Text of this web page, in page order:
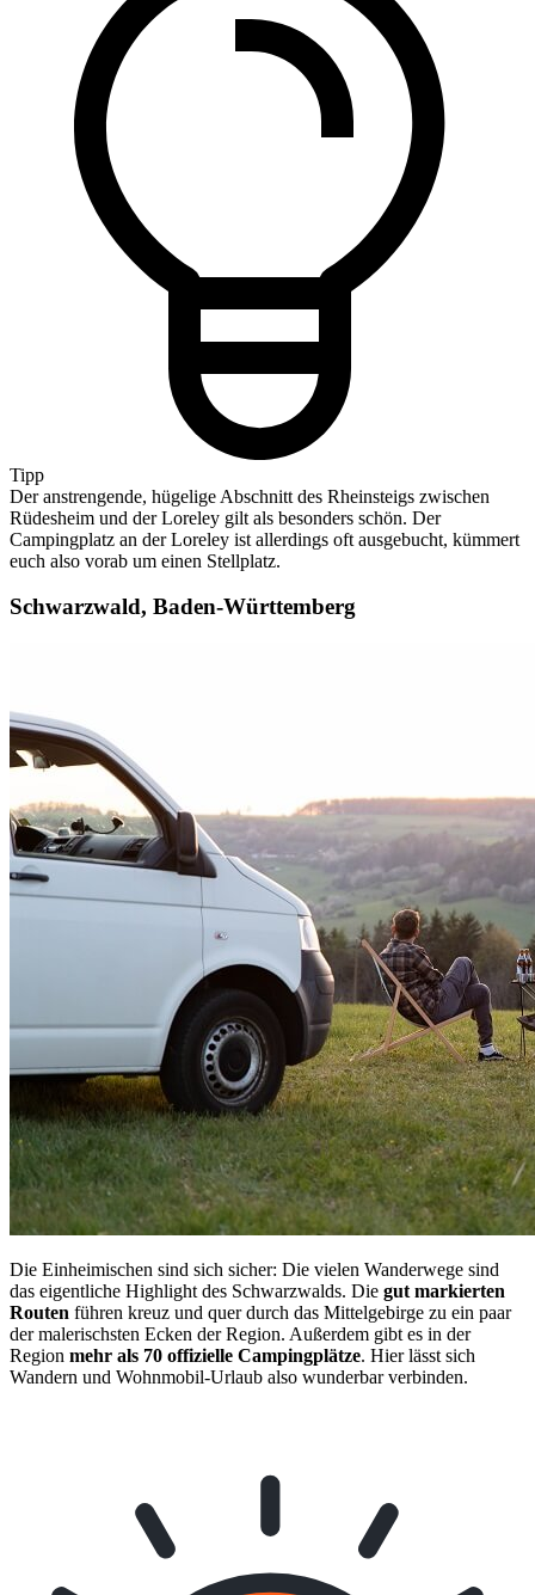
Tipp
Der anstrengende, hügelige Abschnitt des Rheinsteigs zwischen
Rüdesheim und der Loreley gilt als besonders schön. Der
Campingplatz an der Loreley ist allerdings oft ausgebucht, kümmert
euch also vorab um einen Stellplatz.
Schwarzwald, Baden-Württemberg
Die Einheimischen sind sich sicher: Die vielen Wanderwege sind
das eigentliche Highlight des Schwarzwalds. Die gut markierten
Routen führen kreuz und quer durch das Mittelgebirge zu ein paar
der malerischsten Ecken der Region. Außerdem gibt es in der
Region mehr als 70 offizielle Campingplätze. Hier lässt sich
Wandern und Wohnmobil-Urlaub also wunderbar verbinden.